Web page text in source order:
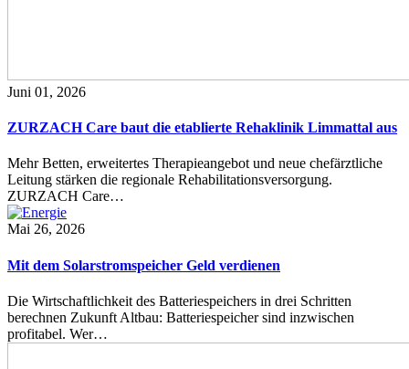
Juni 01, 2026
ZURZACH Care baut die etablierte Rehaklinik Limmattal aus
Mehr Betten, erweitertes Therapieangebot und neue chefärztliche
Leitung stärken die regionale Rehabilitationsversorgung.
ZURZACH Care…
Mai 26, 2026
Mit dem Solarstromspeicher Geld verdienen
Die Wirtschaftlichkeit des Batteriespeichers in drei Schritten
berechnen Zukunft Altbau: Batteriespeicher sind inzwischen
profitabel. Wer…